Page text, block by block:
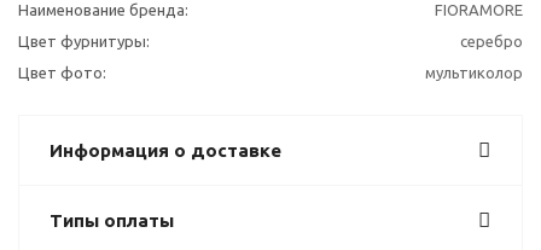
Наименование бренда:
FIORAMORE
Цвет фурнитуры:
серебро
Цвет фото:
мультиколор
Информация о доставке
Типы оплаты